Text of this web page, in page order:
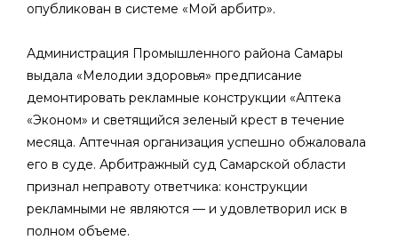
опубликован в системе «Мой арбитр».
Администрация Промышленного района Самары
выдала «Мелодии здоровья» предписание
демонтировать рекламные конструкции «Аптека
«Эконом» и светящийся зеленый крест в течение
месяца. Аптечная организация успешно обжаловала
его в суде. Арбитражный суд Самарской области
признал неправоту ответчика: конструкции
рекламными не являются — и удовлетворил иск в
полном объеме.